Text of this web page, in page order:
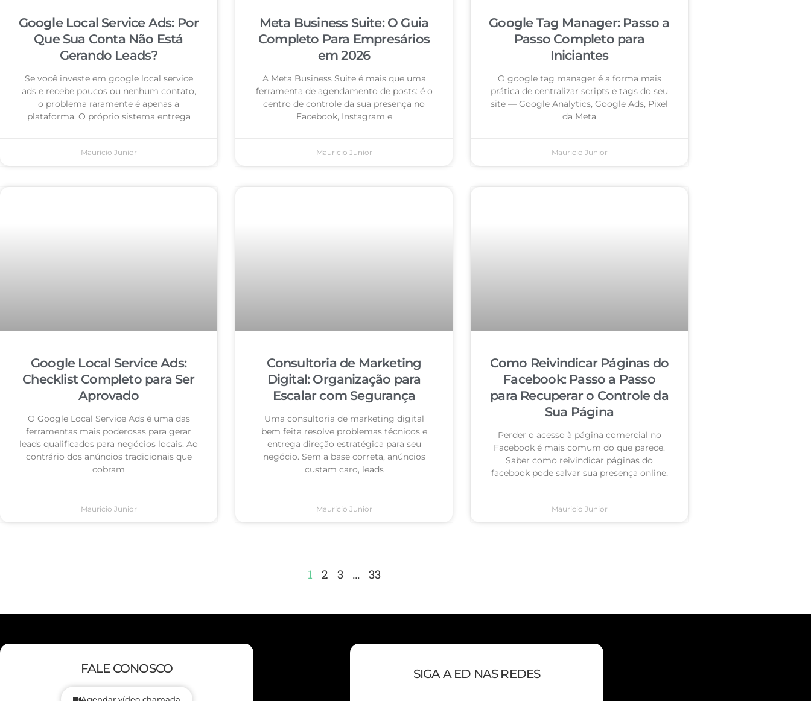
Google Local Service Ads: Por
Que Sua Conta Não Está
Gerando Leads?
Se você investe em google local service
ads e recebe poucos ou nenhum contato,
o problema raramente é apenas a
plataforma. O próprio sistema entrega
Mauricio Junior
Meta Business Suite: O Guia
Completo Para Empresários
em 2026
A Meta Business Suite é mais que uma
ferramenta de agendamento de posts: é o
centro de controle da sua presença no
Facebook, Instagram e
Mauricio Junior
Google Tag Manager: Passo a
Passo Completo para
Iniciantes
O google tag manager é a forma mais
prática de centralizar scripts e tags do seu
site — Google Analytics, Google Ads, Pixel
da Meta
Mauricio Junior
Google Local Service Ads:
Checklist Completo para Ser
Aprovado
O Google Local Service Ads é uma das
ferramentas mais poderosas para gerar
leads qualificados para negócios locais. Ao
contrário dos anúncios tradicionais que
cobram
Mauricio Junior
Consultoria de Marketing
Digital: Organização para
Escalar com Segurança
Uma consultoria de marketing digital
bem feita resolve problemas técnicos e
entrega direção estratégica para seu
negócio. Sem a base correta, anúncios
custam caro, leads
Mauricio Junior
Como Reivindicar Páginas do
Facebook: Passo a Passo
para Recuperar o Controle da
Sua Página
Perder o acesso à página comercial no
Facebook é mais comum do que parece.
Saber como reivindicar páginas do
facebook pode salvar sua presença online,
Mauricio Junior
1 2 3 … 33
FALE CONOSCO SIGA A ED NAS REDES